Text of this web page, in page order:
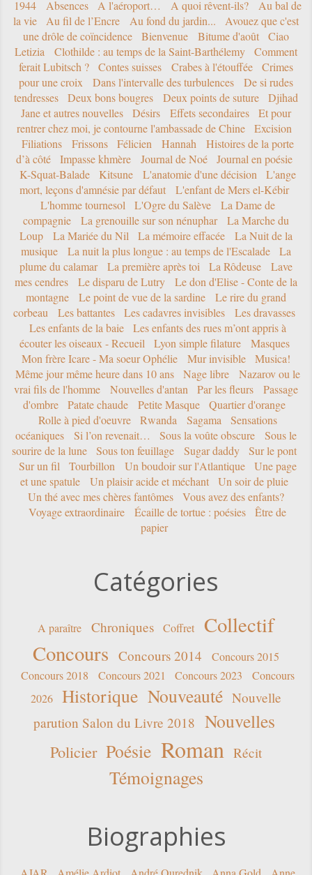
1944 Absences A l'aéroport… A quoi rêvent-ils?
Au bal de
la vie
Au fil de l’Encre Au fond du jardin...
Avouez que c'est
une drôle de coïncidence
Bienvenue Bitume d'août
Ciao
Letizia
Clothilde : au temps de la Saint-Barthélemy
Comment
ferait Lubitsch ?
Contes suisses Crabes à l'étouffée
Crimes
pour une croix
Dans l'intervalle des turbulences
De si rudes
tendresses
Deux bons bougres Deux points de suture
Djihad
Jane et autres nouvelles
Désirs Effets secondaires
Et pour
rentrer chez moi, je contourne l'ambassade de Chine
Excision
Filiations
Frissons Félicien Hannah
Histoires de la porte
d’à côté
Impasse khmère Journal de Noé
Journal en poésie
K-Squat-Balade
Kitsune L'anatomie d'une décision
L'ange
mort, leçons d'amnésie par défaut
L'enfant de Mers el-Kébir
L'homme tournesol
L'Ogre du Salève
La Dame de
compagnie
La grenouille sur son nénuphar
La Marche du
Loup
La Mariée du Nil La mémoire effacée
La Nuit de la
musique
La nuit la plus longue : au temps de l'Escalade
La
plume du calamar
La première après toi La Rôdeuse
Lave
mes cendres
Le disparu de Lutry
Le don d'Elise - Conte de la
montagne
Le point de vue de la sardine
Le rire du grand
corbeau
Les battantes Les cadavres invisibles
Les dravasses
Les enfants de la baie
Les enfants des rues m’ont appris à
écouter les oiseaux - Recueil
Lyon simple filature
Masques
Mon frère Icare - Ma soeur Ophélie
Mur invisible
Musica!
Même jour même heure dans 10 ans
Nage libre
Nazarov ou le
vrai fils de l'homme
Nouvelles d'antan Par les fleurs
Passage
d'ombre
Patate chaude Petite Masque
Quartier d'orange
Rolle à pied d'oeuvre
Rwanda Sagama
Sensations
océaniques
Si l’on revenait… Sous la voûte obscure
Sous le
sourire de la lune
Sous ton feuillage Sugar daddy
Sur le pont
Sur un fil
Tourbillon Un boudoir sur l'Atlantique
Une page
et une spatule
Un plaisir acide et méchant
Un soir de pluie
Un thé avec mes chères fantômes
Vous avez des enfants?
Voyage extraordinaire
Écaille de tortue : poésies
Être de
papier
Catégories
A paraître Chroniques Coffret
Collectif
Concours Concours 2014
Concours 2015
Concours 2018
Concours 2021 Concours 2023
Concours
2026
Historique Nouveauté Nouvelle
parution Salon du Livre 2018 Nouvelles
Policier Poésie Roman Récit
Témoignages
Biographies